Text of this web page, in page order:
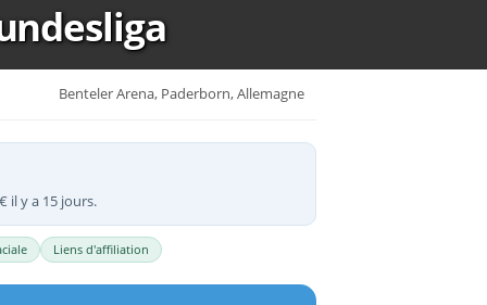
Benteler Arena, Paderborn, Allemagne
il y a 15 jours.
Liens d'affiliation